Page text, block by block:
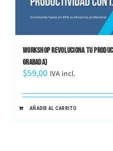
WORKSHOP REVOLUCIONA TU
GRABADA)
$59,00 IVA incl.
AÑADIR AL CARRITO